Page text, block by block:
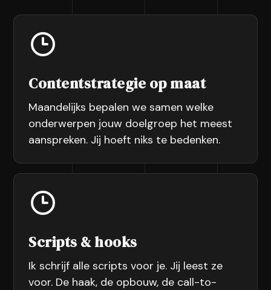
Contentstrategie op maat
Maandelijks bepalen we samen welke
onderwerpen jouw doelgroep het meest
aanspreken. Jij hoeft niks te bedenken.
Scripts & hooks
Ik schrijf alle scripts voor je. Jij leest ze
voor. De haak, de opbouw, de call-to-